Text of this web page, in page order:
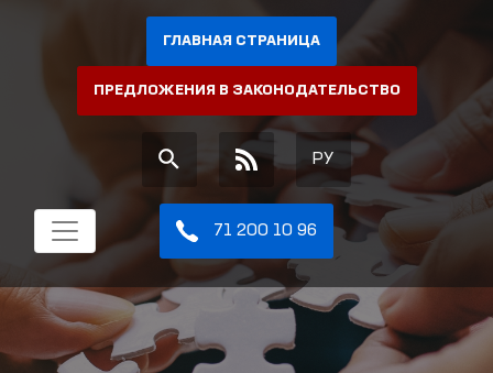
ГЛАВНАЯ СТРАНИЦА
ПРЕДЛОЖЕНИЯ В ЗАКОНОДАТЕЛЬСТВО
РУ
71 200 10 96